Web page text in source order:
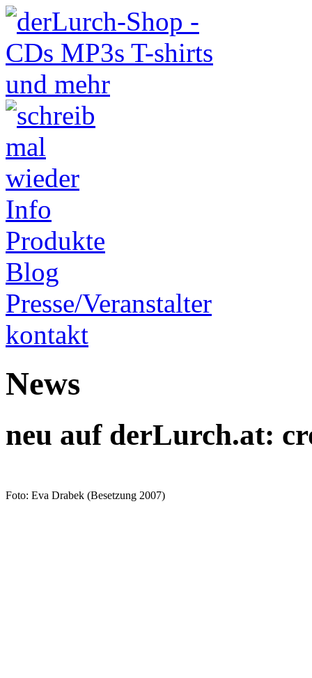
Info
Produkte
Blog
Presse/Veranstalter
kontakt
News
neu auf derLurch.at:
Foto: Eva Drabek (Besetzung 2007)